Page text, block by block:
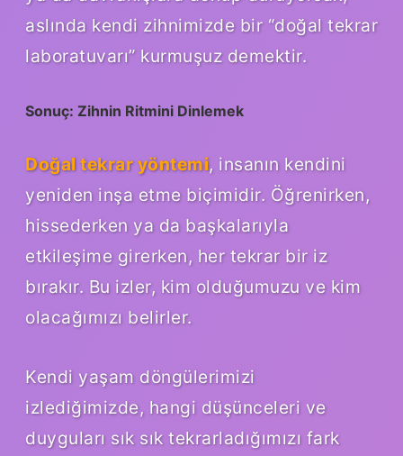
aslında kendi zihnimizde bir “doğal tekrar
laboratuvarı” kurmuşuz demektir.
Sonuç: Zihnin Ritmini Dinlemek
Doğal tekrar yöntemi, insanın kendini
yeniden inşa etme biçimidir. Öğrenirken,
hissederken ya da başkalarıyla
etkileşime girerken, her tekrar bir iz
bırakır. Bu izler, kim olduğumuzu ve kim
olacağımızı belirler.
Kendi yaşam döngülerimizi
izlediğimizde, hangi düşünceleri ve
duyguları sık sık tekrarladığımızı fark